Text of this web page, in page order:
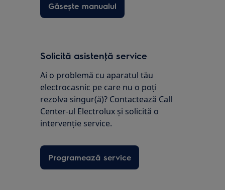
Găsește manualul
Solicită asistenţă service
Ai o problemă cu aparatul tău
electrocasnic pe care nu o poţi
rezolva singur(ă)? Contactează Call
Center-ul Electrolux și solicită o
intervenţie service.
Programează service